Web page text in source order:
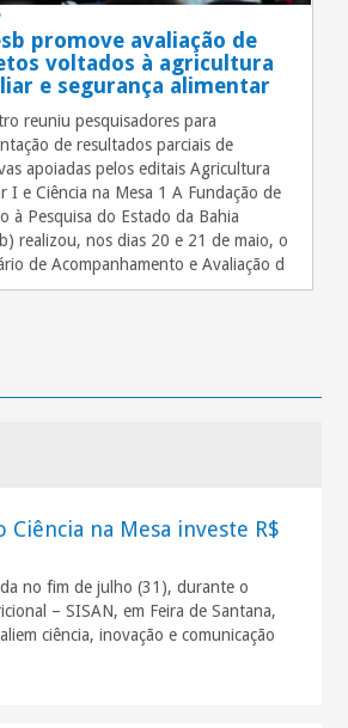
promove avaliação de
voltados à agricultura
e segurança alimentar
reuniu pesquisadores para
de resultados parciais de
apoiadas pelos editais Agricultura
I e Ciência na Mesa 1 A Fundação de
à Pesquisa do Estado da Bahia
realizou, nos dias 20 e 21 de maio, o
de Acompanhamento e Avaliação d
na Mesa investe R$
no fim de julho (31), durante o
– SISAN, em Feira de Santana,
ciência, inovação e comunicação